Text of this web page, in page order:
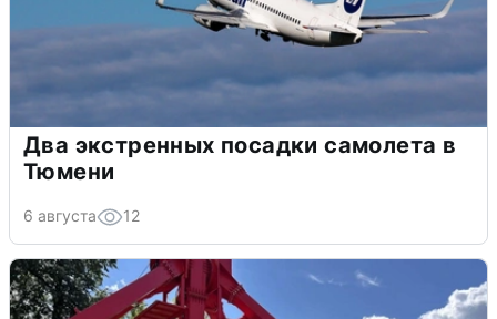
Два экстренных посадки самолета в
Тюмени
6 августа 12